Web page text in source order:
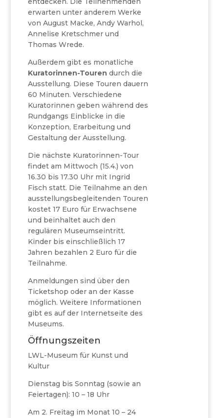
erwarten unter anderem Werke
von August Macke, Andy Warhol,
Annelise Kretschmer und
Thomas Wrede.
Außerdem gibt es monatliche
Kuratorinnen-Touren durch die
Ausstellung. Diese Touren dauern
60 Minuten. Verschiedene
Kuratorinnen geben während des
Rundgangs Einblicke in die
Konzeption, Erarbeitung und
Gestaltung der Ausstellung.
Die nächste Kuratorinnen-Tour
findet am Mittwoch (15.4.) von
16.30 bis 17.30 Uhr mit Ingrid
Fisch statt. Die Teilnahme an den
ausstellungsbegleitenden Touren
kostet 17 Euro für Erwachsene
und beinhaltet auch den
regulären Museumseintritt.
Kinder bis einschließlich 17
Jahren bezahlen 2 Euro für die
Teilnahme.
Anmeldungen sind über den
Ticketshop oder an der Kasse
möglich. Weitere Informationen
gibt es auf der Internetseite des
Museums.
Öffnungszeiten
LWL-Museum für Kunst und
Kultur
Dienstag bis Sonntag (sowie an
Feiertagen): 10 – 18 Uhr
Am 2. Freitag im Monat 10 – 24